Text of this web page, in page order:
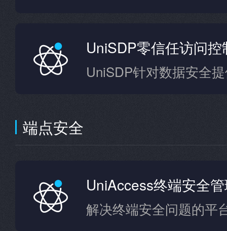
UniSDP零信任访问控
端点安全
UniAccess终端安全
解决终端安全问题的平